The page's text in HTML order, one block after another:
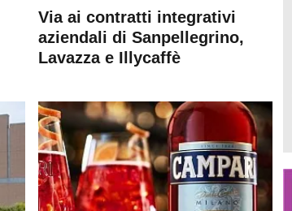
Via ai contratti integrativi
aziendali di Sanpellegrino,
Lavazza e Illycaffè